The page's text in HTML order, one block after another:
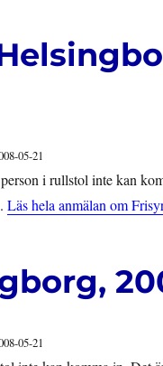
05-21
i rullstol inte kan
Läs hela anmälan om
05-21